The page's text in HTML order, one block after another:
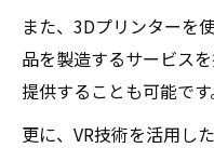
また、3Dプリンターを
品を製造するサービス
提供することも可能です
更に、VR技術を活用し